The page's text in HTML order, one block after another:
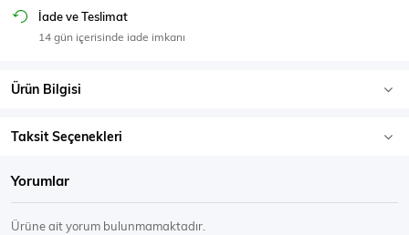
Eşofman Üstü
İade ve Teslimat
14 gün içerisinde iade imkanı
Ürün Bilgisi
Taksit Seçenekleri
Yorumlar
Ürüne ait yorum bulunmamaktadır.